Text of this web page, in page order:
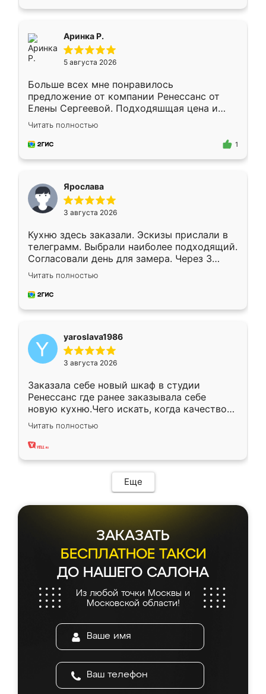
Аринка Р.
5 августа 2026
Больше всех мне понравилось
предложение от компании Ренессанс от
Елены Сергеевой. Подходяшщая цена и
короткие сроки изготовления. Приехавший
для замера сотрудник Владислав
предложил по моему эскизу самый
Читать полностью
1
Ярослава
3 августа 2026
Кухню здесь заказали. Эскизы прислали в
телеграмм. Выбрали наиболее подходящий.
Согласовали день для замера. Через 3
недели кухня была уже готова. Остались
довольны работой. Спасибо Ренессанс
мебель за качественную работу!
Читать полностью
yaroslava1986
3 августа 2026
Заказала себе новый шкаф в студии
Ренессанс где ранее заказывала себе
новую кухню.Чего искать, когда качеством
вполне довольна. Служит кухня уже почти
два года, нареканий нет.
Читать полностью
Еще
ЗАКАЗАТЬ
БЕСПЛАТНОЕ ТАКСИ
ДО НАШЕГО САЛОНА
Из любой точки Москвы и
Московской области!